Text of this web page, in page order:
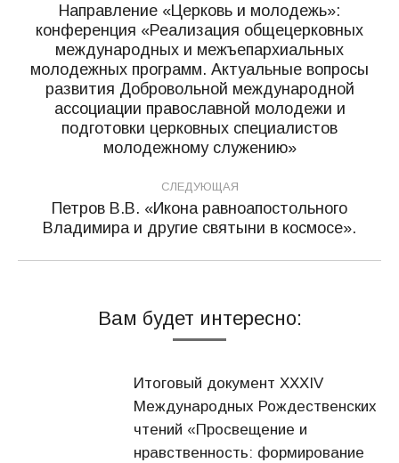
записям
Предыдущая
запись:
Направление «Церковь и молодежь»:
конференция «Реализация общецерковных
международных и межъепархиальных
молодежных программ. Актуальные вопросы
развития Добровольной международной
ассоциации православной молодежи и
подготовки церковных специалистов
молодежному служению»
СЛЕДУЮЩАЯ
Следующая
Петров В.В. «Икона равноапостольного
Владимира и другие святыни в космосе».
Вам будет интересно:
Итоговый документ XXХIV
Международных Рождественских
чтений «Просвещение и
нравственность: формирование